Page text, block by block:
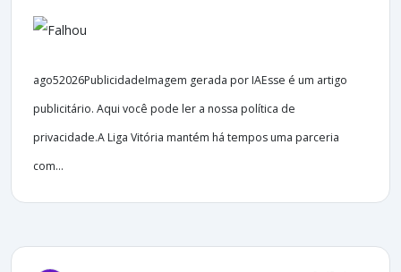
ago52026PublicidadeImagem gerada por IAEsse é um artigo
publicitário. Aqui você pode ler a nossa política de
privacidade.A Liga Vitória mantém há tempos uma parceria
com...